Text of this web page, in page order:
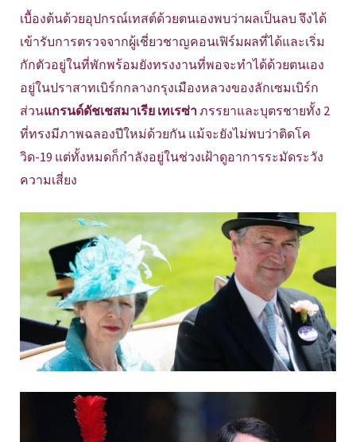
เบื้องต้นด้วยอุปกรณ์เทสต์ด้วยตนเองพบว่าผลเป็นลบ จึงได้
เข้ารับการตรวจจากผู้เชี่ยวชาญคอนเฟิร์มผลที่ได้และเริ่ม
กักตัวอยู่ในที่พักพร้อมยังทรงงานที่พอจะทำได้ด้วยตนเอง
อยู่ในปราสาทเบิร์กกลางกรุงเมืองหลวงของลักเซมเบิร์ก
ส่วนแกรนด์ดัชเชสมาเรีย เทเรซ่าภรรยาและบุตรชายทั้ง 2
ที่ทรงมีภาพฉลองปีใหม่ด้วยกัน แม้จะยังไม่พบว่าติดโค
วิด-19 แต่ทั้งหมดก็กำลังอยู่ในช่วงเฝ้าดูอาการระมัดระวัง
ความเสี่ยง